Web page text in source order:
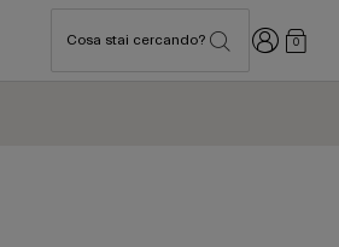
Cosa stai cercando? Accedi
0